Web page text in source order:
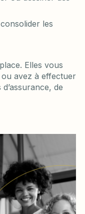
les
Elles vous
avez à effectuer
de